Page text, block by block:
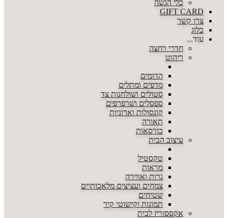
כלי הגשה
GIFT CARD
צרו קשר
בלוג
עוד...
חדרי רחצה
ריהוט
הדומים
מדפים ומתלים
סטולים ושולחנות צד
ספסלים ושרפרפים
קונסולות וארוניות
תאורה
כורסאות
עיצוב הבית
טקסטיל
מראות
נרות ואווירה
צמחים ועציצים מלאכותיים
שטיחים
תמונות וקישוטי קיר
אקססוריז לבית